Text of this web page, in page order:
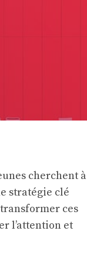
cherchent à
stratégie clé
ces
l’attention et